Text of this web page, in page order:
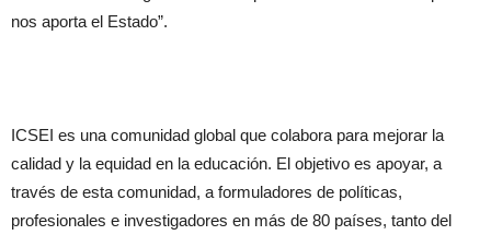
nos aporta el Estado”.
ICSEI es una comunidad global que colabora para mejorar la
calidad y la equidad en la educación. El objetivo es apoyar, a
través de esta comunidad, a formuladores de políticas,
profesionales e investigadores en más de 80 países, tanto del